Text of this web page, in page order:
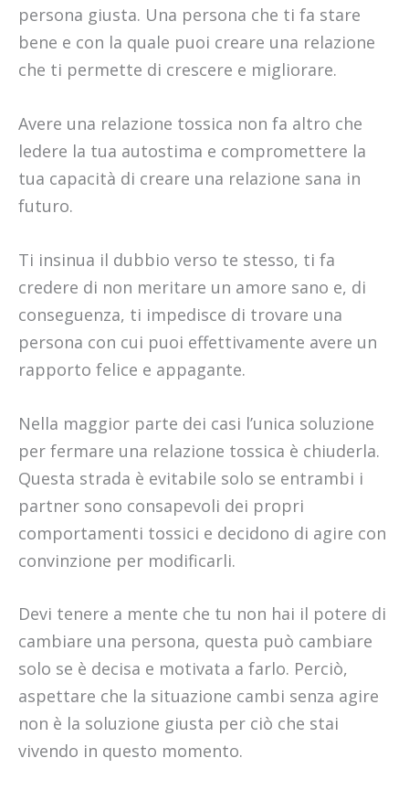
persona giusta. Una persona che ti fa stare
bene e con la quale puoi creare una relazione
che ti permette di crescere e migliorare.
Avere una relazione tossica non fa altro che
ledere la tua autostima e compromettere la
tua capacità di creare una relazione sana in
futuro.
Ti insinua il dubbio verso te stesso, ti fa
credere di non meritare un amore sano e, di
conseguenza, ti impedisce di trovare una
persona con cui puoi effettivamente avere un
rapporto felice e appagante.
Nella maggior parte dei casi l’unica soluzione
per fermare una relazione tossica è chiuderla.
Questa strada è evitabile solo se entrambi i
partner sono consapevoli dei propri
comportamenti tossici e decidono di agire con
convinzione per modificarli.
Devi tenere a mente che tu non hai il potere di
cambiare una persona, questa può cambiare
solo se è decisa e motivata a farlo. Perciò,
aspettare che la situazione cambi senza agire
non è la soluzione giusta per ciò che stai
vivendo in questo momento.